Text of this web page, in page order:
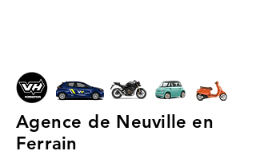
Agence de Neuville en
Ferrain